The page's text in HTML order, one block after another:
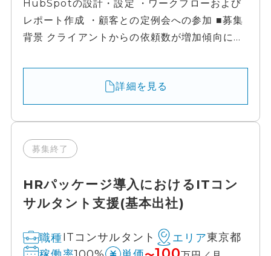
HubSpotの設計・設定 ・ワークフローおよび
レポート作成 ・顧客との定例会への参加 ■募集
背景 クライアントからの依頼数が増加傾向に...
詳細を見る
募集終了
HRパッケージ導入におけるITコン
サルタント支援(基本出社)
職種ITコンサルタント エリア東京都